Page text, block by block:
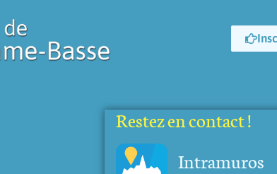
Restez en contact !
Intramuros